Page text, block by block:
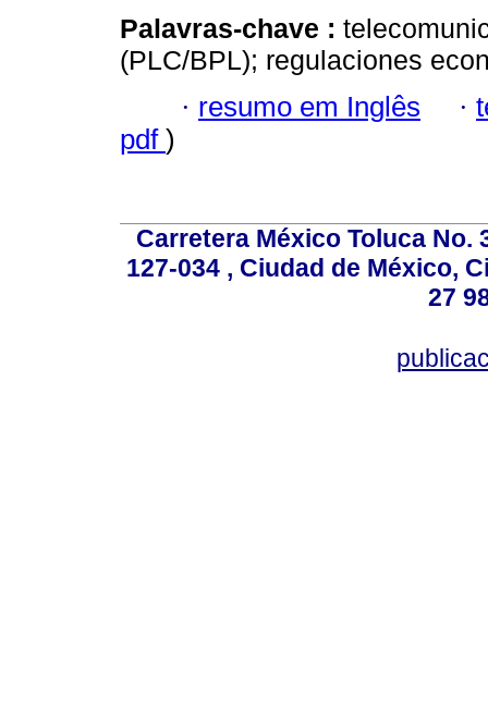
Palavras-chave :
(PLC/BPL); regulaciones
· resumo em Inglês ·
pdf )
Carretera México Toluca No.
127-034 , Ciudad de México,
27